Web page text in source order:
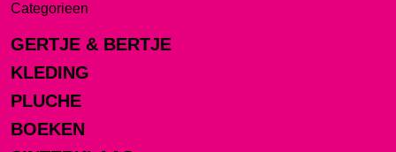
Categorieen
GERTJE & BERTJE
KLEDING
PLUCHE
BOEKEN